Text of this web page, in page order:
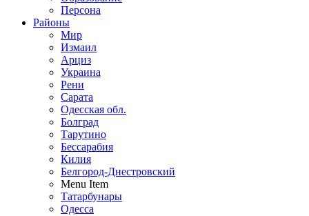
Персона
Районы
Мир
Измаил
Арциз
Украина
Рени
Сарата
Одесская обл.
Болград
Тарутино
Бессарабия
Килия
Белгород-Днестровский
Menu Item
Татарбунары
Одесса